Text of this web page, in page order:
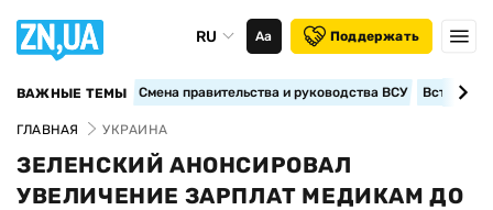
RU Аа Поддержать
ВАЖНЫЕ ТЕМЫ Смена правительства и руководства ВСУ
ГЛАВНАЯ УКРАИНА
ЗЕЛЕНСКИЙ АНОНСИРОВАЛ
УВЕЛИЧЕНИЕ ЗАРПЛАТ МЕДИКАМ ДО